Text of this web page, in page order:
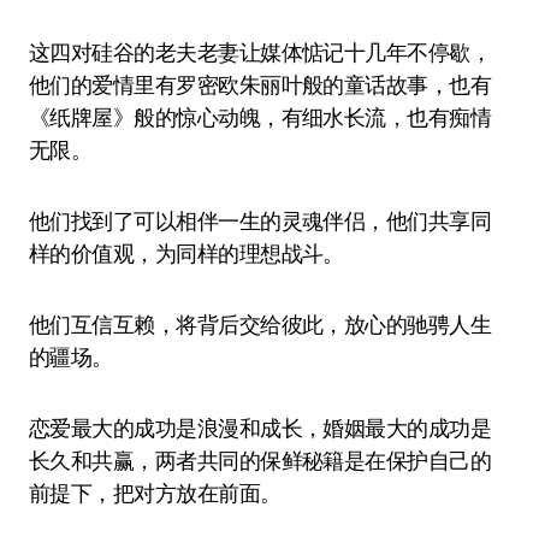
这四对硅谷的老夫老妻让媒体惦记十几年不停歇，
他们的爱情里有罗密欧朱丽叶般的童话故事，也有
《纸牌屋》般的惊心动魄，有细水长流，也有痴情
无限。
他们找到了可以相伴一生的灵魂伴侣，他们共享同
样的价值观，为同样的理想战斗。
他们互信互赖，将背后交给彼此，放心的驰骋人生
的疆场。
恋爱最大的成功是浪漫和成长，婚姻最大的成功是
长久和共赢，两者共同的保鲜秘籍是在保护自己的
前提下，把对方放在前面。